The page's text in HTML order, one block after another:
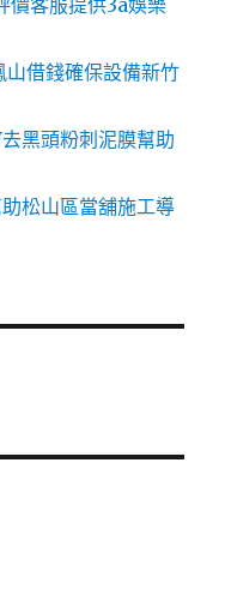
價客服提供3a娛樂
借錢確保設備新竹
黑頭粉刺泥膜幫助
松山區當舖施工導